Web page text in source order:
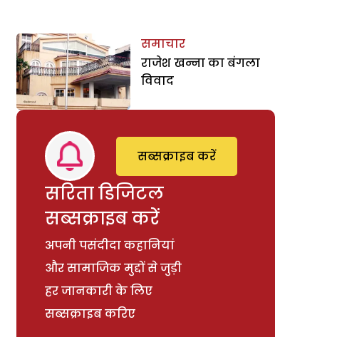
समाचार
राजेश खन्ना का बंगला
विवाद
सरिता डिजिटल
सब्सक्राइब करें
अपनी पसंदीदा कहानियां
और सामाजिक मुद्दों से जुड़ी
हर जानकारी के लिए
सब्सक्राइब करिए
सब्सक्राइब करें